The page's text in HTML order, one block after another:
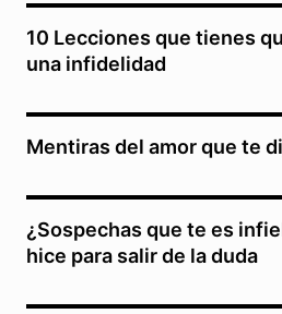
10 Lecciones que tienes
una infidelidad
Mentiras del amor que te
¿Sospechas que te es
hice para salir de la duda